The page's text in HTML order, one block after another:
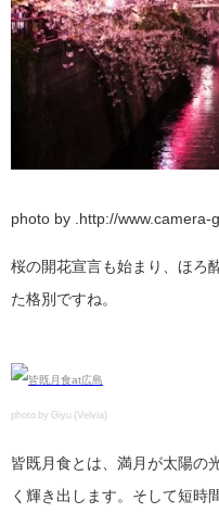
photo by .http://www.camera-
桜の開花宣言も始まり、ほろ
た格別ですね。
photo by Giyu (Velvia)
皆既月食とは、満月が太陽の
く輝き出します。そして短時